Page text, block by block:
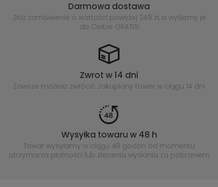
Darmowa dostawa
Złóż zamówienie o wartości powyżej 249 zł, a wyślemy je
do Ciebie GRATIS!
Zwrot w 14 dni
Zawsze możesz zwrócić zakupiony towar w ciągu 14 dni
Wysyłka towaru w 48 h
Towar wysyłamy w ciągu 48 godzin od momentu
otrzymania płatności lub zlecenia wysłania za pobraniem